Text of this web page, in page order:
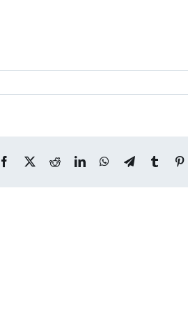
Facebook
X RedditLinkedInWhatsApp
TelegramTumblr